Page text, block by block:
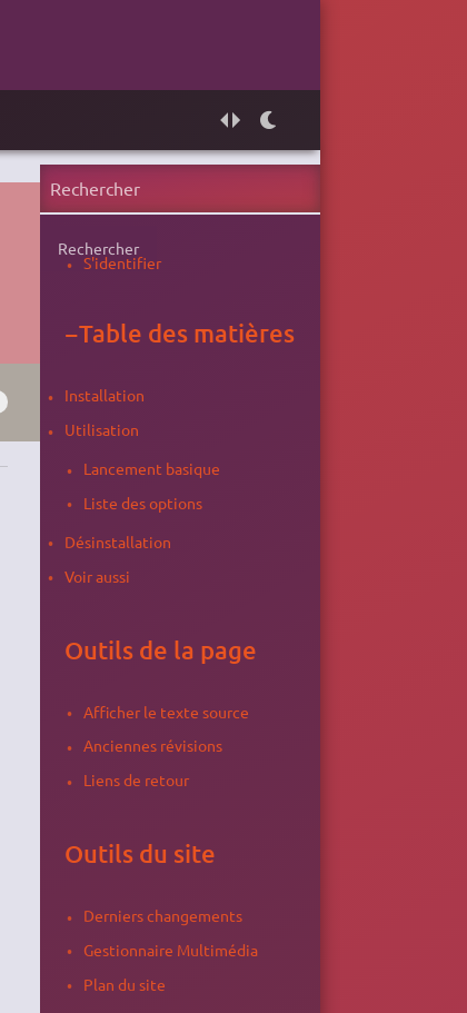
Rechercher
S'identifier
−Table des matières
Installation
Utilisation
Lancement basique
Liste des options
Désinstallation
Voir aussi
Outils de la page
Afficher le texte source
Anciennes révisions
Liens de retour
Outils du site
Derniers changements
Gestionnaire Multimédia
Plan du site